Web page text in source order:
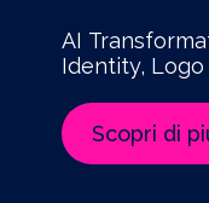
AI
Identity, Logo
Scopri di